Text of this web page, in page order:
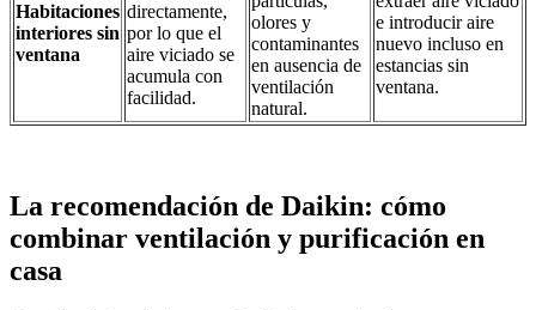
Habitaciones
interiores sin
ventana
directamente,
por lo que el
aire viciado se
acumula con
facilidad.
olores y
contaminantes
en ausencia de
ventilación
natural.
e introducir aire
nuevo incluso en
estancias sin
ventana.
La recomendación de Daikin: cómo
combinar ventilación y purificación en
casa